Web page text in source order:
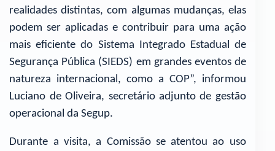
realidades distintas, com algumas mudanças, elas
podem ser aplicadas e contribuir para uma ação
mais eficiente do Sistema Integrado Estadual de
Segurança Pública (SIEDS) em grandes eventos de
natureza internacional, como a COP”, informou
Luciano de Oliveira, secretário adjunto de gestão
operacional da Segup.
Durante a visita, a Comissão se atentou ao uso